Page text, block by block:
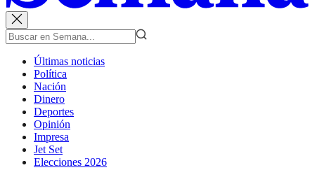
Últimas noticias
Política
Nación
Dinero
Deportes
Opinión
Impresa
Jet Set
Elecciones 2026